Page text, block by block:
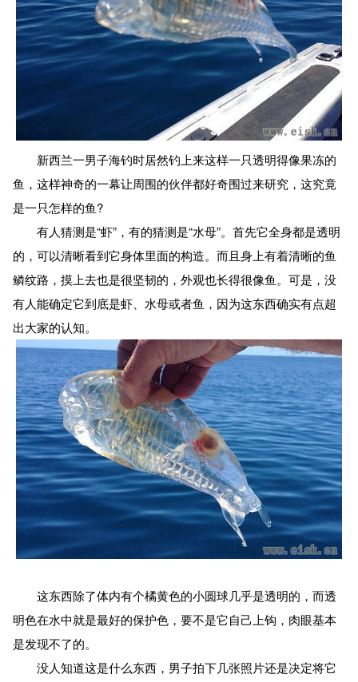
新西兰一男子海钓时居然钓上来这样一只透明得像果冻的
鱼，这样神奇的一幕让周围的伙伴都好奇围过来研究，这究竟
是一只怎样的鱼?
有人猜测是“虾”，有的猜测是“水母”。首先它全身都是透明
的，可以清晰看到它身体里面的构造。而且身上有着清晰的鱼
鳞纹路，摸上去也是很坚韧的，外观也长得很像鱼。可是，没
有人能确定它到底是虾、水母或者鱼，因为这东西确实有点超
出大家的认知。
这东西除了体内有个橘黄色的小圆球几乎是透明的，而透
明色在水中就是最好的保护色，要不是它自己上钩，肉眼基本
是发现不了的。
没人知道这是什么东西，男子拍下几张照片还是决定将它